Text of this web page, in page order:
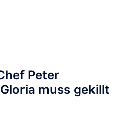
Peter
muss gekillt